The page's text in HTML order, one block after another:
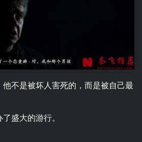
不是被坏人害死的，而是被自己最
盛大的游行。